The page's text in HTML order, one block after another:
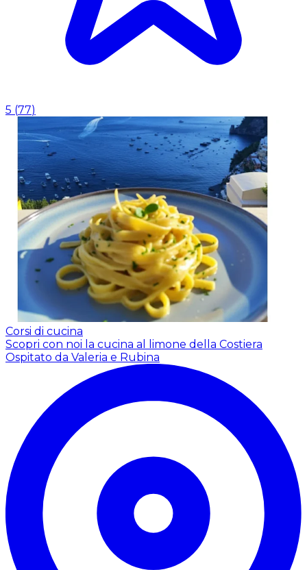
5 (77)
Corsi di cucina
Scopri con noi la cucina al limone della Costiera
Ospitato da Valeria e Rubina